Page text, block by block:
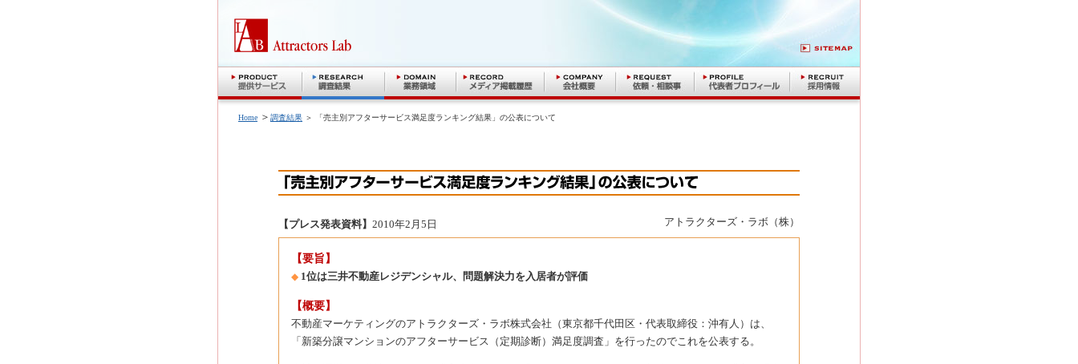
Home ＞ 調査結果 ＞ 「売主別アフターサービス満足度ランキング結果」の公表について
【プレス発表資料】 2010年2月5日 アトラクターズ・ラボ（株）
【要旨】
◆ 1位は三井不動産レジデンシャル、問題解決力を入居者が評価
【概要】
不動産マーケティングのアトラクターズ・ラボ株式会社（東京都千代田区・代表取締役：沖有人）は、
「新築分譲マンションのアフターサービス（定期診断）満足度調査」を行ったのでこれを公表する。